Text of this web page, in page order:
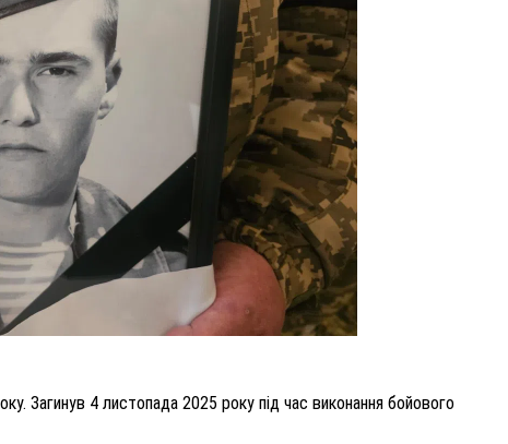
Загинув 4 листопада 2025 року під час виконання бойового